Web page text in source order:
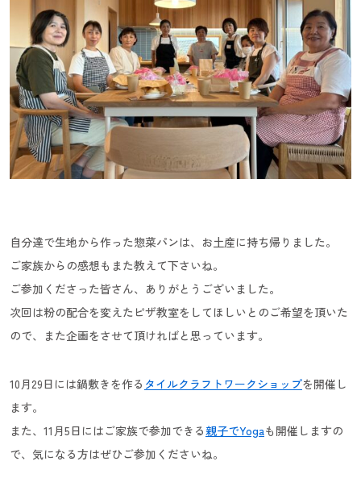
自分達で生地から作った惣菜パンは、お土産に持ち帰りました。
ご家族からの感想もまた教えて下さいね。
ご参加くださった皆さん、ありがとうございました。
次回は粉の配合を変えたピザ教室をしてほしいとのご希望を頂いた
ので、また企画をさせて頂ければと思っています。
10月29日には鍋敷きを作る タイルクラフトワークショップを開催し
ます。
また、11月5日にはご家族で参加できる親子でYogaも開催しますの
で、気になる方はぜひご参加くださいね。